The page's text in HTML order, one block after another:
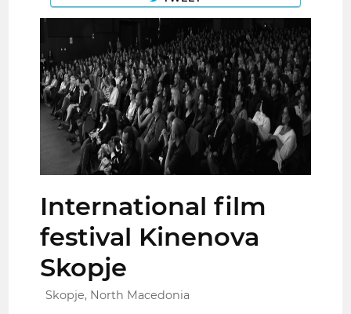
International film
festival Kinenova
Skopje
Skopje, North Macedonia